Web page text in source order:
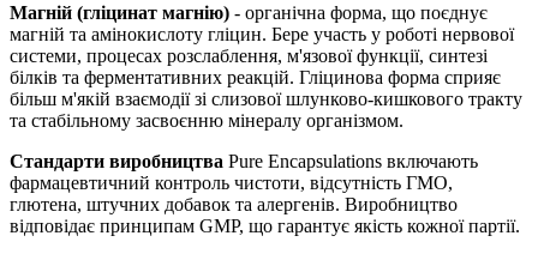
Магній (гліцинат магнію) - органічна форма, що поєднує
магній та амінокислоту гліцин. Бере участь у роботі нервової
системи, процесах розслаблення, м'язової функції, синтезі
білків та ферментативних реакцій. Гліцинова форма сприяє
більш м'якій взаємодії зі слизової шлунково-кишкового тракту
та стабільному засвоєнню мінералу організмом.
Стандарти виробництва Pure Encapsulations включають
фармацевтичний контроль чистоти, відсутність ГМО,
глютена, штучних добавок та алергенів. Виробництво
відповідає принципам GMP, що гарантує якість кожної партії.